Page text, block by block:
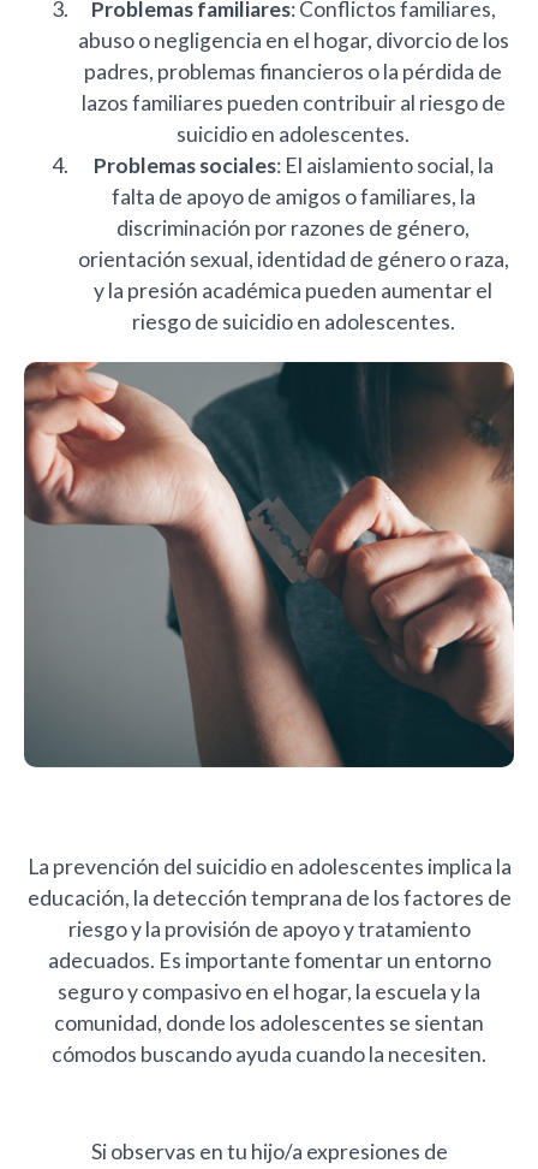
Problemas familiares: Conflictos familiares,
abuso o negligencia en el hogar, divorcio de los
padres, problemas financieros o la pérdida de
lazos familiares pueden contribuir al riesgo de
suicidio en adolescentes.
Problemas sociales: El aislamiento social, la
falta de apoyo de amigos o familiares, la
discriminación por razones de género,
orientación sexual, identidad de género o raza,
y la presión académica pueden aumentar el
riesgo de suicidio en adolescentes.
La prevención del suicidio en adolescentes implica la
educación, la detección temprana de los factores de
riesgo y la provisión de apoyo y tratamiento
adecuados. Es importante fomentar un entorno
seguro y compasivo en el hogar, la escuela y la
comunidad, donde los adolescentes se sientan
cómodos buscando ayuda cuando la necesiten.
Si observas en tu hijo/a expresiones de